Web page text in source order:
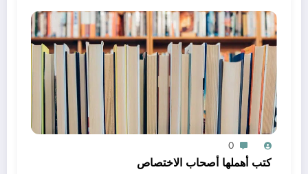
0
كتب أهملها أصحاب الاختصاص